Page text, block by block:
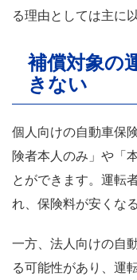
る理由としては主に
補償対象の
きない
個人向けの自動車保
険者本人のみ」や「
とができます。運転
れ、保険料が安くな
一方、法人向けの自
る可能性があり、運